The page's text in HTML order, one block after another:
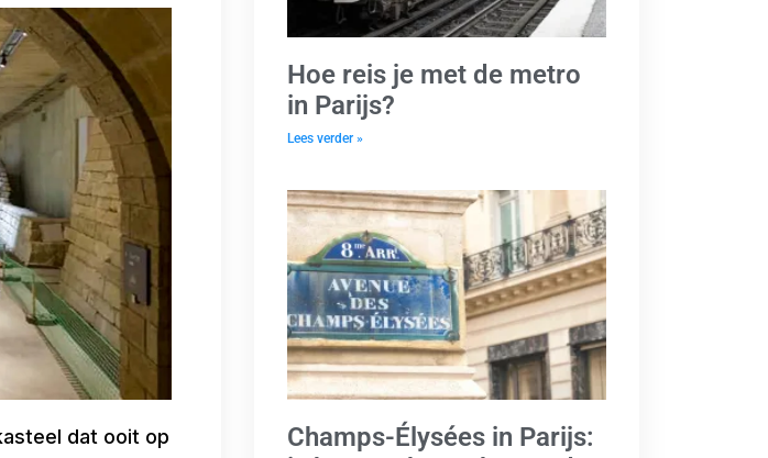
dat ooit op
Hoe reis je met de metro
in Parijs?
Lees verder »
Champs-Élysées in Parijs: